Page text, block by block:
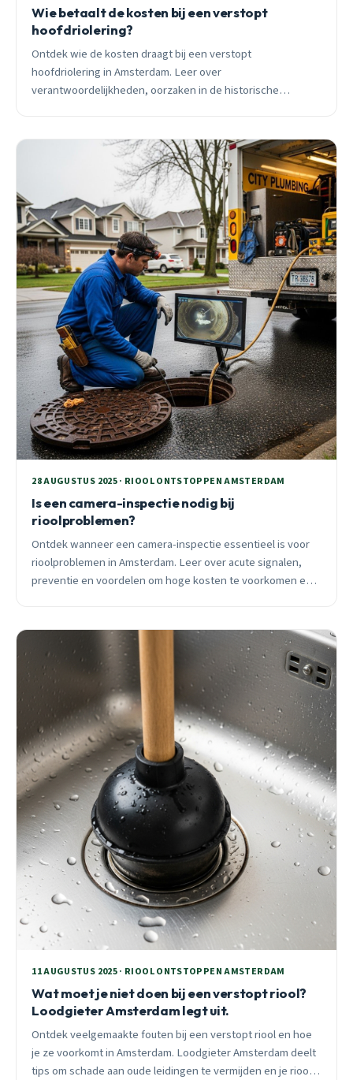
Wie betaalt de kosten bij een verstopt
hoofdriolering?
Ontdek wie de kosten draagt bij een verstopt
hoofdriolering in Amsterdam. Leer over
verantwoordelijkheden, oorzaken in de historische
28 AUGUSTUS 2025 · RIOOL ONTSTOPPEN AMSTERDAM
Is een camera-inspectie nodig bij
rioolproblemen?
Ontdek wanneer een camera-inspectie essentieel is voor
rioolproblemen in Amsterdam. Leer over acute signalen,
preventie en voordelen om hoge kosten te voorkomen en
11 AUGUSTUS 2025 · RIOOL ONTSTOPPEN AMSTERDAM
Wat moet je niet doen bij een verstopt riool?
Loodgieter Amsterdam legt uit.
Ontdek veelgemaakte fouten bij een verstopt riool en hoe
je ze voorkomt in Amsterdam. Loodgieter Amsterdam deelt
tips om schade aan oude leidingen te vermijden en je riool